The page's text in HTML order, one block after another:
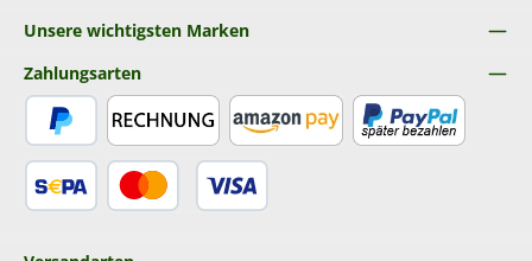
Unsere wichtigsten Marken
Zahlungsarten